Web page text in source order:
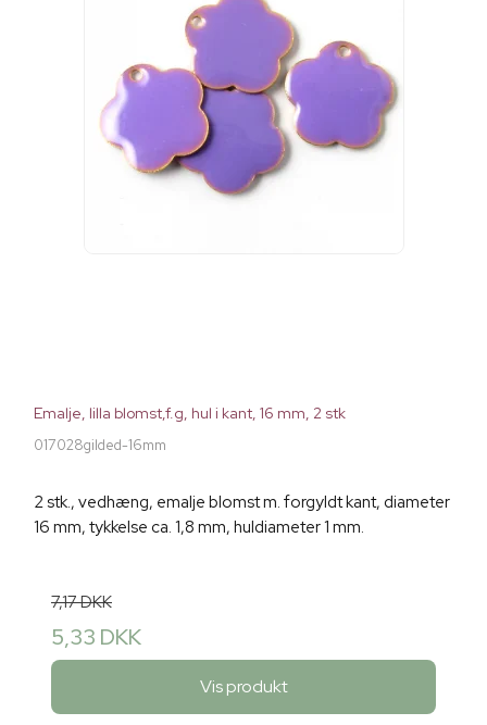
Emalje, lilla blomst,f.g, hul i kant, 16 mm, 2 stk
017028gilded-16mm
2 stk., vedhæng, emalje blomst m. forgyldt kant, diameter
16 mm, tykkelse ca. 1,8 mm, huldiameter 1 mm.
7,17 DKK
5,33 DKK
Vis produkt